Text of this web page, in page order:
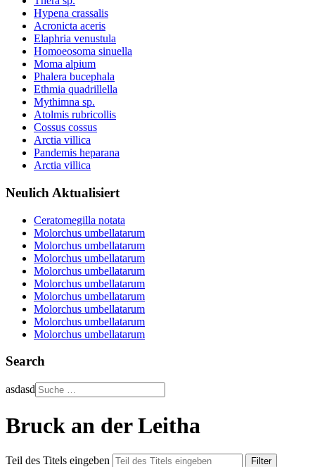
Hypena crassalis
Acronicta aceris
Elaphria venustula
Homoeosoma sinuella
Moma alpium
Phalera bucephala
Ethmia quadrillella
Mythimna sp.
Atolmis rubricollis
Cossus cossus
Arctia villica
Pandemis heparana
Arctia villica
Neulich Aktualisiert
Ceratomegilla notata
Molorchus umbellatarum
Molorchus umbellatarum
Molorchus umbellatarum
Molorchus umbellatarum
Molorchus umbellatarum
Molorchus umbellatarum
Molorchus umbellatarum
Molorchus umbellatarum
Molorchus umbellatarum
Search
asdasd
Bruck an der Leitha
Teil des Titels eingeben
Filter